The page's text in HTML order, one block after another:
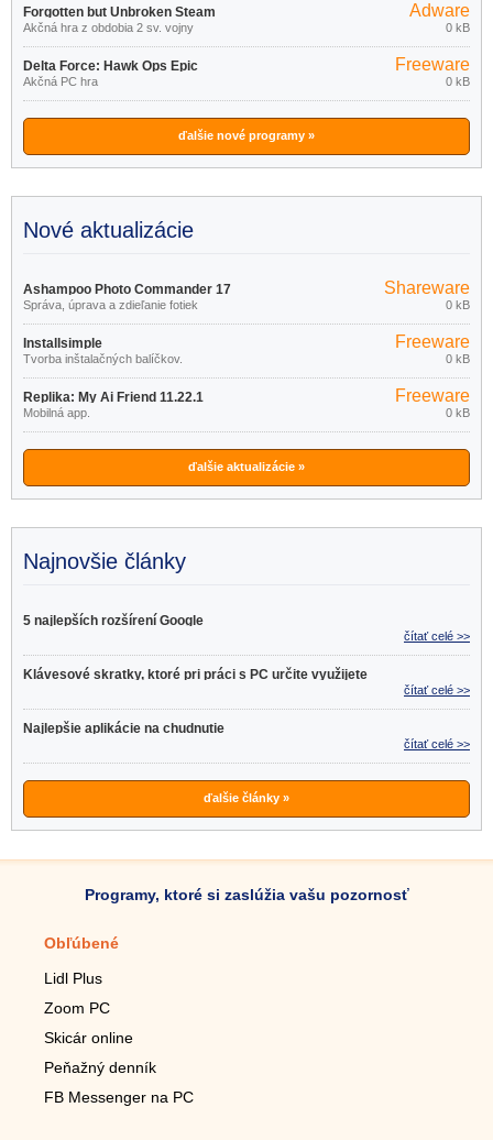
Forgotten but Unbroken Steam
Akčná hra z obdobia 2 sv. vojny
Adware
0 kB
Delta Force: Hawk Ops Epic
Games Store
Akčná PC hra
Freeware
0 kB
ďalšie nové programy »
Nové aktualizácie
Ashampoo Photo Commander 17
18.0.2
Správa, úprava a zdieľanie fotiek
Shareware
0 kB
Installsimple
Tvorba inštalačných balíčkov.
Freeware
0 kB
Replika: My Ai Friend 11.22.1
Mobilná app.
Freeware
0 kB
ďalšie aktualizácie »
Najnovšie články
5 najlepších rozšírení Google
čítať celé >>
Klávesové skratky, ktoré pri práci s PC určite využijete
čítať celé >>
Najlepšie aplikácie na chudnutie
čítať celé >>
ďalšie články »
Programy, ktoré si zaslúžia vašu pozornosť
Obľúbené
Lidl Plus
Zoom PC
Skicár online
Peňažný denník
FB Messenger na PC